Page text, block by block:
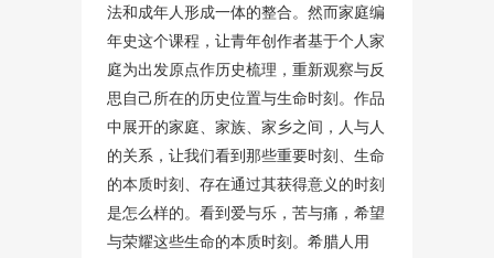
法和成年人形成一体的整合。然而家庭编
年史这个课程，让青年创作者基于个人家
庭为出发原点作历史梳理，重新观察与反
思自己所在的历史位置与生命时刻。作品
中展开的家庭、家族、家乡之间，人与人
的关系，让我们看到那些重要时刻、生命
的本质时刻、存在通过其获得意义的时刻
是怎么样的。看到爱与乐，苦与痛，希望
与荣耀这些生命的本质时刻。希腊人用